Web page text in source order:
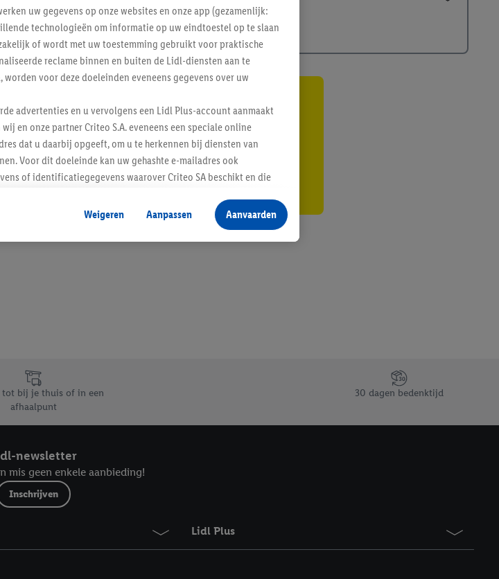
Blijf op de hoogte
Schrijf je in op de newsletter
Inschrijven
tot bij je thuis of in een
afhaalpunt
30 dagen bedenktijd
newsletter
mis geen enkele aanbieding!
Inschrijven
Lidl Plus
uw gegevens op onze websites en onze app (gezamenlijk:
technologieën om informatie op uw eindtoestel op te slaan
of wordt met uw toestemming gebruikt voor praktische
reclame binnen en buiten de Lidl-diensten aan te
voor deze doeleinden eveneens gegevens over uw
advertenties en u vervolgens een Lidl Plus-account aanmaakt
en onze partner Criteo S.A. eveneens een speciale online
dat u daarbij opgeeft, om u te herkennen bij diensten van
Voor dit doeleinde kan uw gehashte e-mailadres ook
of identificatiegegevens waarover Criteo SA beschikt en die
kader van retargeting, d.w.z. advertenties voor producten waarin
in de webshop aan uw winkelmandje toe te voegen, maar het
Lidl-diensten worden weergegeven als er met behulp
Weigeren Aanpassen Aanvaarden